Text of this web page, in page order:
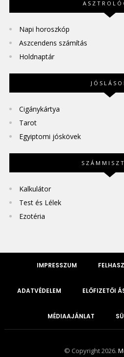
Napi horoszkóp
Aszcendens számítás
Holdnaptár
Cigánykártya
Tarot
Egyiptomi jóskövek
Kalkulátor
Test és Lélek
Ezotéria
IMPRESSZUM
ADATVÉDELEM ELŐFIZETŐI
MÉDIAAJÁNLAT
© Copyright 2026.